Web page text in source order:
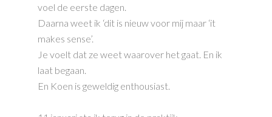
voel de eerste dagen.
Daarna weet ik ‘dit is nieuw voor mij maar ‘it
makes sense’.
Je voelt dat ze weet waarover het gaat. En ik
laat begaan.
En Koen is geweldig enthousiast.